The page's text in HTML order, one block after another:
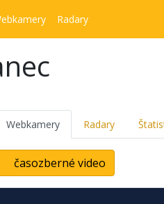
Radary
Webkamery Radary
časozberné video